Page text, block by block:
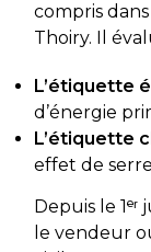
compris
Thoiry. Il
L’étiquette
d’énergie
L’étiquette
effet de
Depuis le
le vendeur